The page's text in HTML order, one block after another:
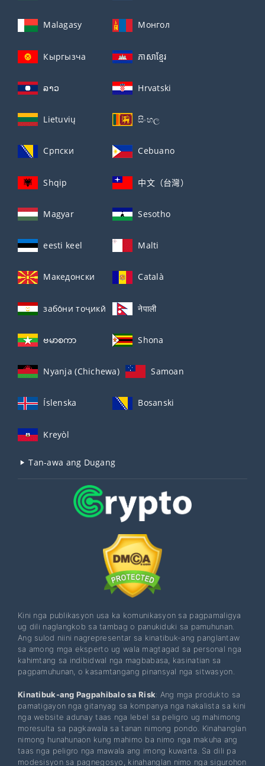
Malagasy Монгол
Кыргызча ភាសាខ្មែរ
ລາວ Hrvatski
Lietuvių සිංහල
Српски Cebuano
Shqip 中文（台灣）
Magyar Sesotho
eesti keel Malti
Македонски Català
забо́ни тоҷикӣ́ नेपाली
ဗမာစကာ Shona
Nyanja (Chichewa) Samoan
Íslenska Bosanski
Kreyòl
Tan-awa ang Dugang
Kini nga publikasyon usa ka komunikasyon sa pagpamaligya
ug dili naglangkob sa tambag o panukiduki sa pamuhunan.
Ang sulod niini nagrepresentar sa kinatibuk-ang panglantaw
sa among mga eksperto ug wala magtagad sa personal nga
kahimtang sa indibidwal nga magbabasa, kasinatian sa
pagpamuhunan, o kasamtangang pinansyal nga sitwasyon.
Kinatibuk-ang Pagpahibalo sa Risk: Ang mga produkto sa
pamatigayon nga gitanyag sa kompanya nga nakalista sa kini
nga website adunay taas nga lebel sa peligro ug mahimong
moresulta sa pagkawala sa tanan nimong pondo. Kinahanglan
nimong hunahunaon kung mahimo ba nimo nga makuha ang
taas nga peligro nga mawala ang imong kuwarta. Sa dili pa
modesisyon sa pagnegosyo, kinahanglan nimo nga sigurohon